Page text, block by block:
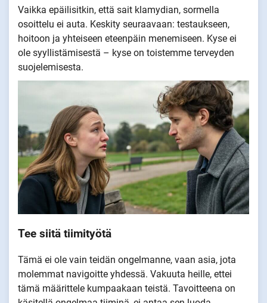
Vaikka epäilisitkin, että sait klamydian, sormella
osoittelu ei auta. Keskity seuraavaan: testaukseen,
hoitoon ja yhteiseen eteenpäin menemiseen. Kyse ei
ole syyllistämisestä – kyse on toistemme terveyden
suojelemisesta.
Tee siitä tiimityötä
Tämä ei ole vain teidän ongelmanne, vaan asia, jota
molemmat navigoitte yhdessä. Vakuuta heille, ettei
tämä määrittele kumpaakaan teistä. Tavoitteena on